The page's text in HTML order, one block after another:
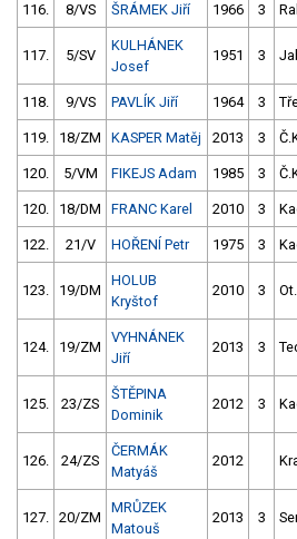
116. 8/VS ŠRÁMEK Jiří 1966 3
117. 5/SV
KULHÁNEK
Josef
1951 3
118. 9/VS PAVLÍK Jiří 1964 3
119. 18/ZM KASPER Matěj 2013 3
120. 5/VM FIKEJS Adam 1985 3
120. 18/DM FRANC Karel 2010 3
122. 21/V HOŘENÍ Petr 1975 3
123. 19/DM
HOLUB
Kryštof
2010 3
124. 19/ZM
VYHNÁNEK
Jiří
2013 3
125. 23/ZS
ŠTĚPINA
Dominik
2012 3
126. 24/ZS
ČERMÁK
Matyáš
2012
127. 20/ZM
MRŮZEK
Matouš
2013 3